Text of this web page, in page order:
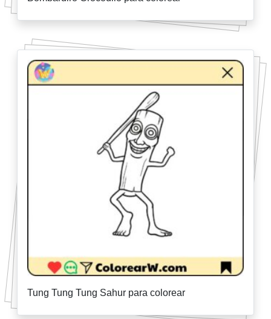
Tung Tung Tung Sahur para colorear